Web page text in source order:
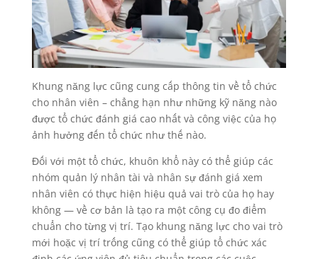
Khung năng lực cũng cung cấp thông tin về tổ chức
cho nhân viên – chẳng hạn như những kỹ năng nào
được tổ chức đánh giá cao nhất và công việc của họ
ảnh hưởng đến tổ chức như thế nào.
Đối với một tổ chức, khuôn khổ này có thể giúp các
nhóm quản lý nhân tài và nhân sự đánh giá xem
nhân viên có thực hiện hiệu quả vai trò của họ hay
không — về cơ bản là tạo ra một công cụ đo điểm
chuẩn cho từng vị trí. Tạo khung năng lực cho vai trò
mới hoặc vị trí trống cũng có thể giúp tổ chức xác